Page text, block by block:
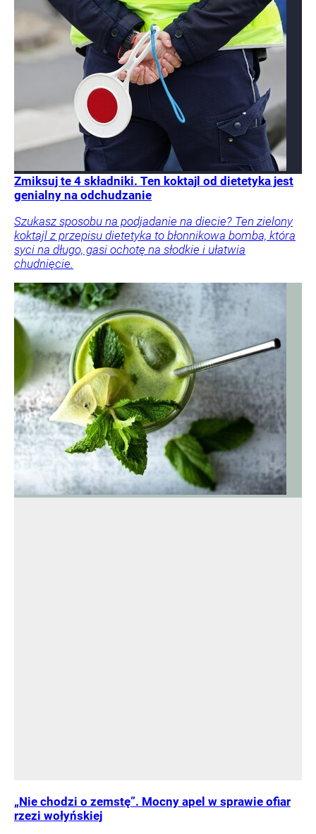
Zmiksuj te 4 składniki. Ten koktajl od dietetyka jest
genialny na odchudzanie
Szukasz sposobu na podjadanie na diecie? Ten zielony
koktajl z przepisu dietetyka to błonnikowa bomba, która
syci na długo, gasi ochotę na słodkie i ułatwia
chudnięcie.
„Nie chodzi o zemstę”. Mocny apel w sprawie ofiar
rzezi wołyńskiej